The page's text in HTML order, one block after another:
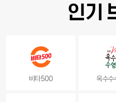
인기
비타500 옥수수